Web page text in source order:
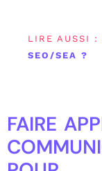
LIRE AUSSI :
SEO/SEA ?
FAIRE